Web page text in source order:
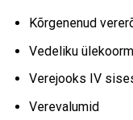
Kõrgenenud
Vedeliku
Verejooks IV
Verevalumid